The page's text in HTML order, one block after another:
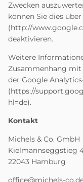
Zwecken
können Sie dies
(http://
deaktivieren.
Weitere
Zusammenhang mit
der Google
(https://
hl=de).
Kontakt
Michels & Co. GmbH
Kielmannseggstieg
22043 Hamburg